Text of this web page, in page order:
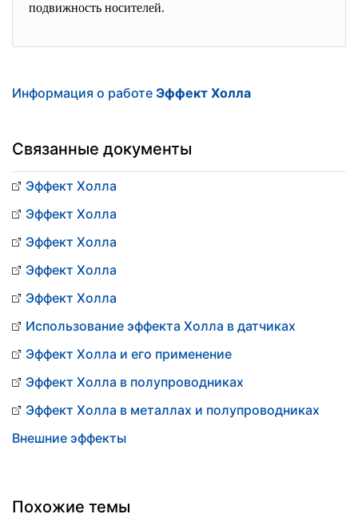
подвижность носителей.
Информация о работе Эффект Холла
Связанные документы
Эффект Холла
Эффект Холла
Эффект Холла
Эффект Холла
Эффект Холла
Использование эффекта Холла в датчиках
Эффект Холла и его применение
Эффект Холла в полупроводниках
Эффект Холла в металлах и полупроводниках
Внешние эффекты
Похожие темы